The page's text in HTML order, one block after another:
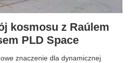
kosmosu z Raúlem
PLD Space
znaczenie dla dynamicznej